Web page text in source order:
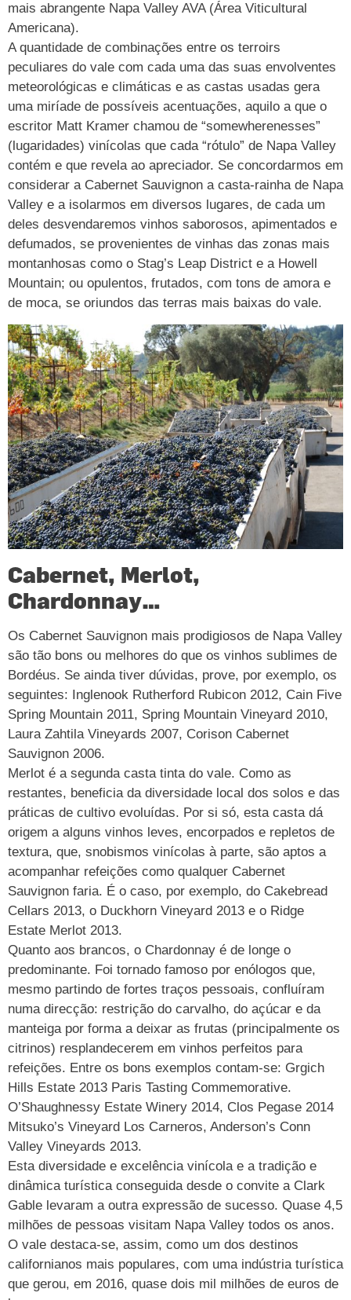
mais abrangente Napa Valley AVA (Área Viticultural
Americana).
A quantidade de combinações entre os terroirs
peculiares do vale com cada uma das suas envolventes
meteorológicas e climáticas e as castas usadas gera
uma miríade de possíveis acentuações, aquilo a que o
escritor Matt Kramer chamou de “somewherenesses”
(lugaridades) vinícolas que cada “rótulo” de Napa Valley
contém e que revela ao apreciador. Se concordarmos em
considerar a Cabernet Sauvignon a casta-rainha de Napa
Valley e a isolarmos em diversos lugares, de cada um
deles desvendaremos vinhos saborosos, apimentados e
defumados, se provenientes de vinhas das zonas mais
montanhosas como o Stag’s Leap District e a Howell
Mountain; ou opulentos, frutados, com tons de amora e
de moca, se oriundos das terras mais baixas do vale.
Cabernet, Merlot,
Chardonnay…
Os Cabernet Sauvignon mais prodigiosos de Napa Valley
são tão bons ou melhores do que os vinhos sublimes de
Bordéus. Se ainda tiver dúvidas, prove, por exemplo, os
seguintes: Inglenook Rutherford Rubicon 2012, Cain Five
Spring Mountain 2011, Spring Mountain Vineyard 2010,
Laura Zahtila Vineyards 2007, Corison Cabernet
Sauvignon 2006.
Merlot é a segunda casta tinta do vale. Como as
restantes, beneficia da diversidade local dos solos e das
práticas de cultivo evoluídas. Por si só, esta casta dá
origem a alguns vinhos leves, encorpados e repletos de
textura, que, snobismos vinícolas à parte, são aptos a
acompanhar refeições como qualquer Cabernet
Sauvignon faria. É o caso, por exemplo, do Cakebread
Cellars 2013, o Duckhorn Vineyard 2013 e o Ridge
Estate Merlot 2013.
Quanto aos brancos, o Chardonnay é de longe o
predominante. Foi tornado famoso por enólogos que,
mesmo partindo de fortes traços pessoais, confluíram
numa direcção: restrição do carvalho, do açúcar e da
manteiga por forma a deixar as frutas (principalmente os
citrinos) resplandecerem em vinhos perfeitos para
refeições. Entre os bons exemplos contam-se: Grgich
Hills Estate 2013 Paris Tasting Commemorative.
O’Shaughnessy Estate Winery 2014, Clos Pegase 2014
Mitsuko’s Vineyard Los Carneros, Anderson’s Conn
Valley Vineyards 2013.
Esta diversidade e excelência vinícola e a tradição e
dinâmica turística conseguida desde o convite a Clark
Gable levaram a outra expressão de sucesso. Quase 4,5
milhões de pessoas visitam Napa Valley todos os anos.
O vale destaca-se, assim, como um dos destinos
californianos mais populares, com uma indústria turística
que gerou, em 2016, quase dois mil milhões de euros de